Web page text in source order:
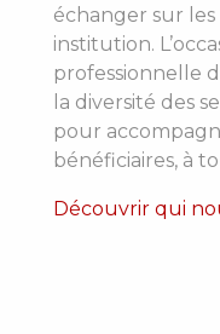
échanger sur
institution.
professionnelle
la diversité des
pour
bénéficiaires, à
Découvrir qui